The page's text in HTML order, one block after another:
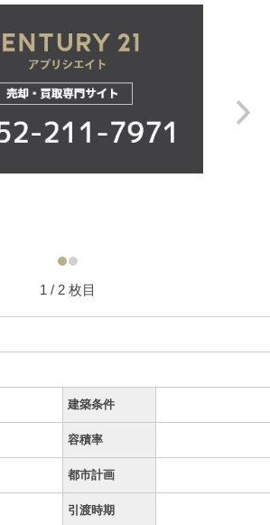
1 / 2 枚目
建築条件
容積率
都市計画
引渡時期